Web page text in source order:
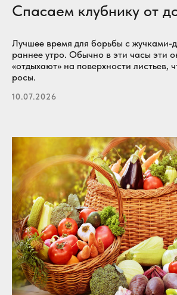
Спасаем клубнику от
Лучшее время для борьбы с жучками-
раннее утро. Обычно в эти часы эти
«отдыхают» на поверхности листьев,
росы.
10.07.2026